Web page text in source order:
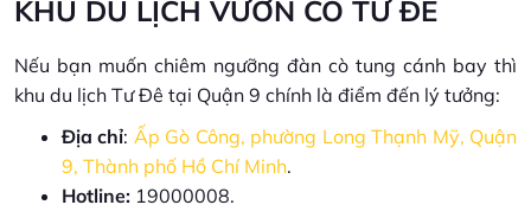
KHU DU LỊCH VƯỜN CÒ TƯ ĐÊ
Nếu bạn muốn chiêm ngưỡng đàn cò tung cánh bay thì
khu du lịch Tư Đê tại Quận 9 chính là điểm đến lý tưởng:
Địa chỉ: Ấp Gò Công, phường Long Thạnh Mỹ, Quận
9, Thành phố Hồ Chí Minh.
Hotline: 19000008.